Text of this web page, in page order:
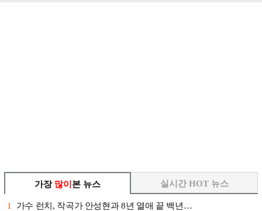
가장 많이 본 뉴스
1 가수 런치, 작곡가 안성현과 8년 열애 끝 백년…
실시간 HOT 뉴스